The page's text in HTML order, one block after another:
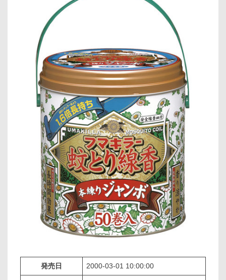
発売日 2000-03-01 10:00:00